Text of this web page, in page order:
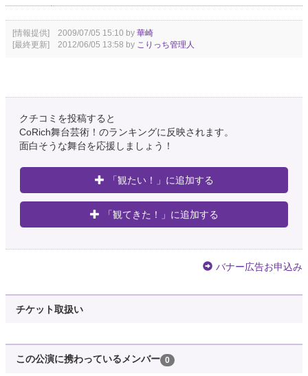
[情報提供] 2009/07/05 15:10 by 華崎
[最終更新] 2012/06/05 13:58 by こりっち管理人
クチコミを投稿すると
CoRich舞台芸術！のランキングに反映されます。
面白そうな舞台を応援しましょう！
「観たい！」に追加する
「観てきた！」に追加する
バナー広告お申込み
チケット取扱い
この公演に携わっているメンバー 0